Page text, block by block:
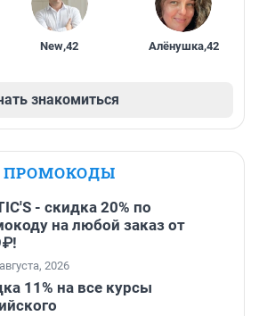
New,42 Алёнушка,42
знакомиться
ПРОМОКОДЫ
- скидка 20% по
на любой заказ от
2026
11% на все курсы